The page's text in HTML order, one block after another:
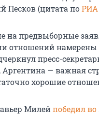
Песков (цитата поРИА
на предвыборные
отношений намерены
пресс-
Аргентина — важная
хорошие
Милейпобедил во